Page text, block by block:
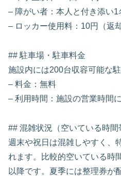
– 障がい者：本人と付き添い1
– ロッカー使用料：10円（返
## 駐車場・駐車料金
施設内には200台収容可能な
– 料金：無料
– 利用時間：施設の営業時間
## 混雑状況（空いている時間
週末や祝日は混雑しやすく、
れます。比較的空いている時
以降です。夏季には整理券が